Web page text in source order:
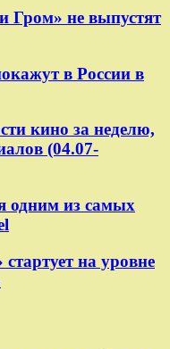
не выпустят
в России в
кино за неделю,
(04.07-
одним из самых
на уровне